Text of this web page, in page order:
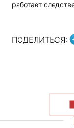
работает
ПОДЕЛИТЬСЯ: